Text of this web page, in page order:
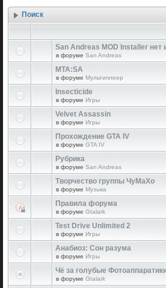
Поиск
San Andreas MOD Installer нет
в форуме San Andreas
MTA:SA
в форуме Мультиплеер
Insecticide
в форуме Игры
Velvet Assassin
в форуме Игры
Прохождение GTA IV
в форуме GTA IV
Рубрика
в форуме San Andreas
Творчество группы ЧуМаХо
в форуме Музыка
Правила форума
в форуме Gtalark
Test Drive Unlimited 2
в форуме Игры
Анабиоз: Сон разума
в форуме Игры
Чё за голубые
в форуме Gtalark